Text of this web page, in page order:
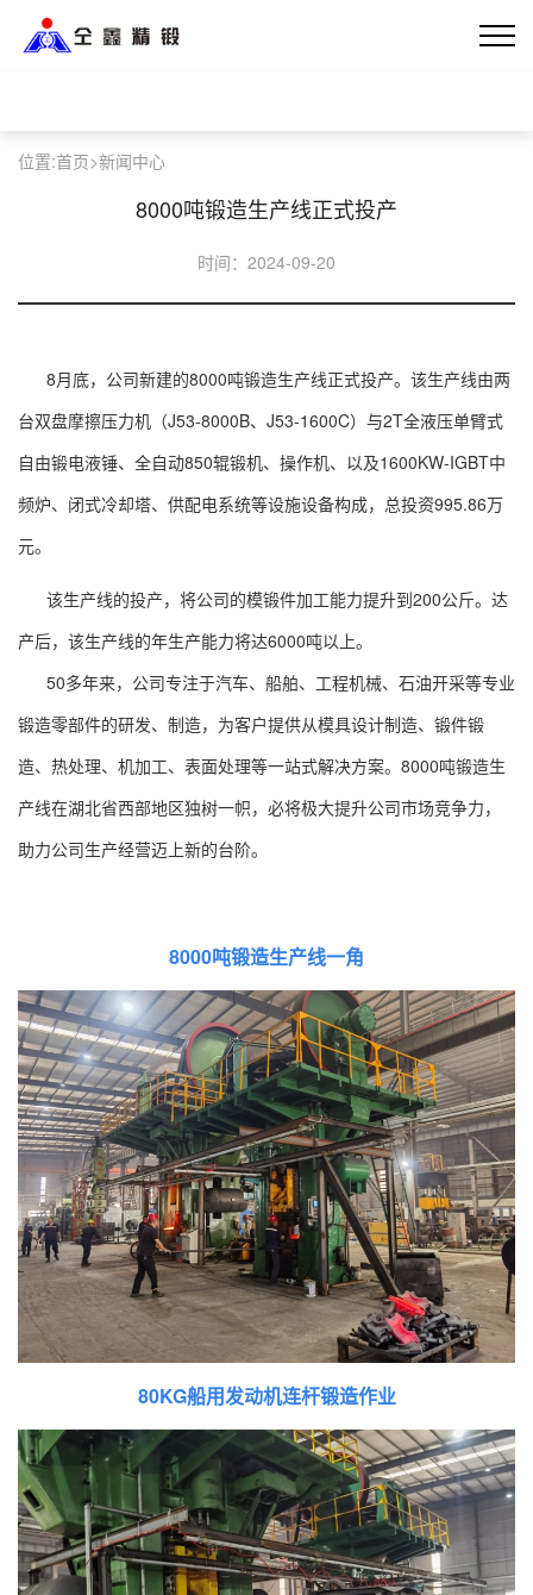
位置:首页>新闻中心
8000吨锻造生产线正式投产
时间：2024-09-20
8月底，公司新建的8000吨锻造生产线正式投产。该生产线由两
台双盘摩擦压力机（J53-8000B、J53-1600C）与2T全液压单臂式
自由锻电液锤、全自动850辊锻机、操作机、以及1600KW-IGBT中
频炉、闭式冷却塔、供配电系统等设施设备构成，总投资995.86万
元。
该生产线的投产，将公司的模锻件加工能力提升到200公斤。达
产后，该生产线的年生产能力将达6000吨以上。
50多年来，公司专注于汽车、船舶、工程机械、石油开采等专业
锻造零部件的研发、制造，为客户提供从模具设计制造、锻件锻
造、热处理、机加工、表面处理等一站式解决方案。8000吨锻造生
产线在湖北省西部地区独树一帜，必将极大提升公司市场竞争力，
助力公司生产经营迈上新的台阶。
8000吨锻造生产线一角
80KG船用发动机连杆锻造作业